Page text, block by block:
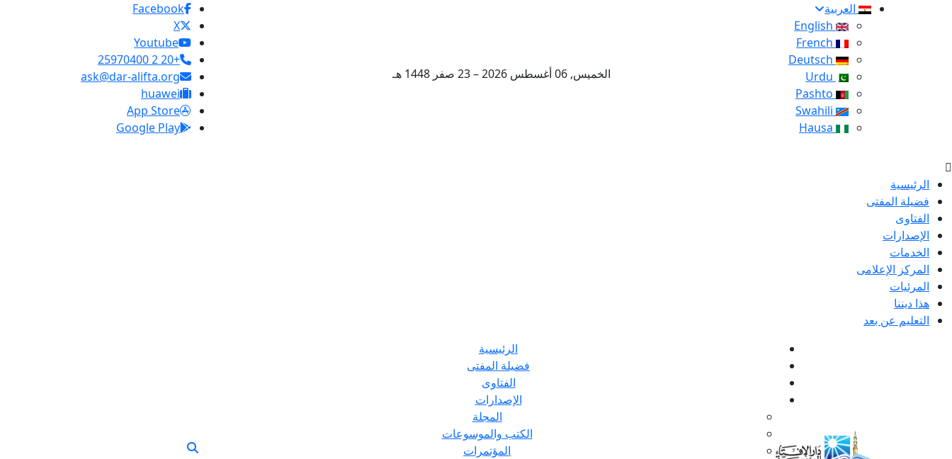
العربية
الخميس, 06 أغسطس 2026 – 23 صفر 1448 هـ
Facebook
X
Youtube
+20 2 25970400
ask@dar-alifta.org
huawei
App Store
Google Play
الرئيسية
فضيلة المفتى
الفتاوى
الإصدارات
الخدمات
المركز الإعلامى
المرئيات
هذا ديننا
التعليم عن بعد
الرئيسية
فضيلة المفتى
الفتاوى
الإصدارات
المجلة
الكتب والموسوعات
المؤتمرات